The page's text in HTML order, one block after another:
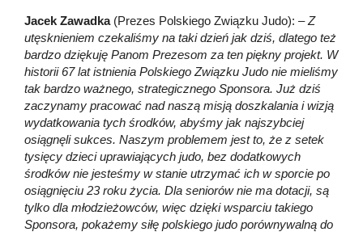
Jacek Zawadka(Prezes Polskiego Związku Judo): – Z
utęsknieniem czekaliśmy na taki dzień jak dziś, dlatego też
bardzo dziękuję Panom Prezesom za ten piękny projekt. W
historii 67 lat istnienia Polskiego Związku Judo nie mieliśmy
tak bardzo ważnego, strategicznego Sponsora. Już dziś
zaczynamy pracować nad naszą misją doszkalania i wizją
wydatkowania tych środków, abyśmy jak najszybciej
osiągnęli sukces. Naszym problemem jest to, że z setek
tysięcy dzieci uprawiających judo, bez dodatkowych
środków nie jesteśmy w stanie utrzymać ich w sporcie po
osiągnięciu 23 roku życia. Dla seniorów nie ma dotacji, są
tylko dla młodzieżowców, więc dzięki wsparciu takiego
Sponsora, pokażemy siłę polskiego judo porównywalną do